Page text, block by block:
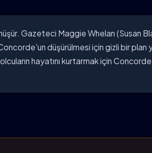
Gazeteci Maggie Whelan (Susan
düşürülmesi için gizli bir plan
hayatını kurtarmak için